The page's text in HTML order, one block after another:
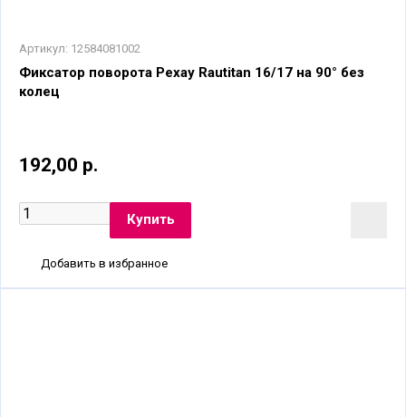
Артикул: 12584081002
Фиксатор поворота Рехау Rautitan 16/17 на 90° без
колец
192,00 р.
Добавить в избранное